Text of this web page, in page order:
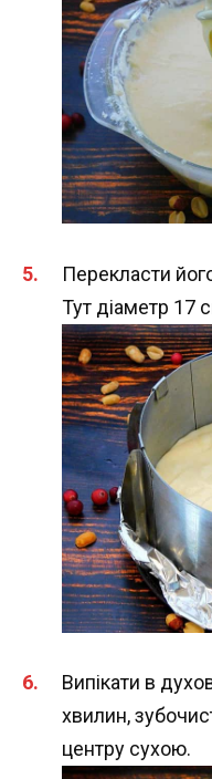
Перекласти
Тут діаметр 17
Випікати в
хвилин,
центру сухою.